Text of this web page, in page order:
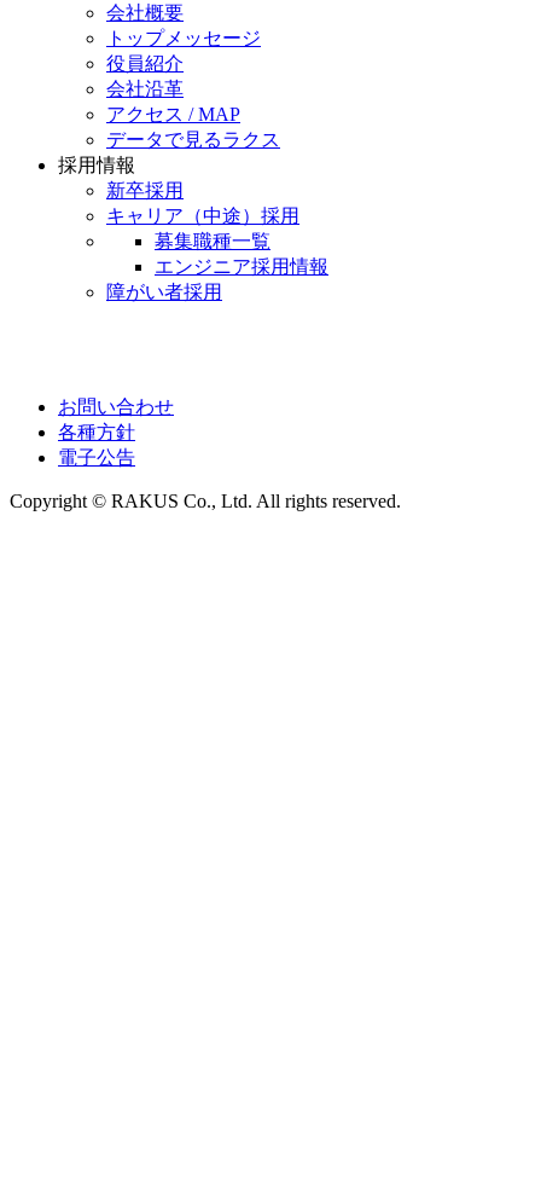
会社概要
トップメッセージ
役員紹介
会社沿革
アクセス / MAP
データで見るラクス
採用情報
新卒採用
キャリア（中途）採用
募集職種一覧
エンジニア採用情報
障がい者採用
お問い合わせ
各種方針
電子公告
Copyright © RAKUS Co., Ltd. All rights reserved.